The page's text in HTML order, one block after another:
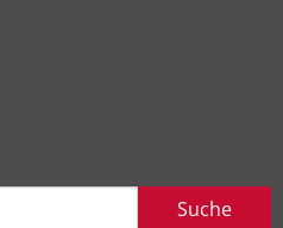
Suche